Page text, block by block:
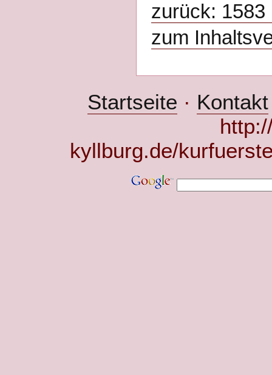
zurück: 1583
zum
Startseite · Kontakt
kyllburg.de/